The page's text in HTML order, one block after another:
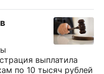
выплатила
по 10 тысяч рублей